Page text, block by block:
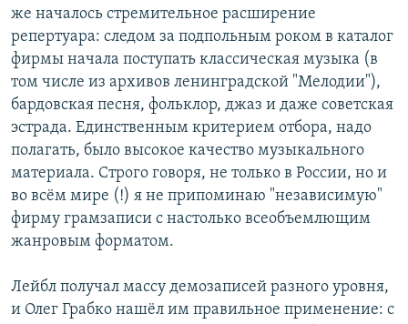
же началось стремительное расширение
репертуара: следом за подпольным роком в каталог
фирмы начала поступать классическая музыка (в
том числе из архивов ленинградской "Мелодии"),
бардовская песня, фольклор, джаз и даже советская
эстрада. Единственным критерием отбора, надо
полагать, было высокое качество музыкального
материала. Строго говоря, не только в России, но и
во всём мире (!) я не припоминаю "независимую"
фирму грамзаписи с настолько всеобъемлющим
жанровым форматом.
Лейбл получал массу демозаписей разного уровня,
и Олег Грабко нашёл им правильное применение: с